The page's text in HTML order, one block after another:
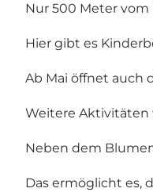
Nur 500 Meter
Hier gibt es
Ab Mai öffnet auch
Weitere Aktivitäten
Neben dem
Das ermöglicht es,